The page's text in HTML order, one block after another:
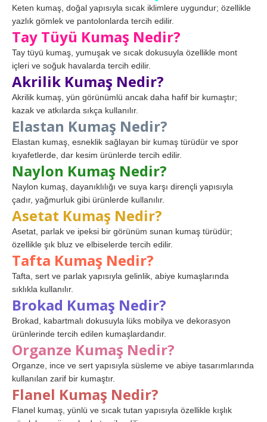
Keten kumaş, doğal yapısıyla sıcak iklimlere uygundur; özellikle
yazlık gömlek ve pantolonlarda tercih edilir.
Tay Tüyü Kumaş Nedir?
Tay tüyü kumaş, yumuşak ve sıcak dokusuyla özellikle mont
içleri ve soğuk havalarda tercih edilir.
Akrilik Kumaş Nedir?
Akrilik kumaş, yün görünümlü ancak daha hafif bir kumaştır;
kazak ve atkılarda sıkça kullanılır.
Elastan Kumaş Nedir?
Elastan kumaş, esneklik sağlayan bir kumaş türüdür ve spor
kıyafetlerde, dar kesim ürünlerde tercih edilir.
Naylon Kumaş Nedir?
Naylon kumaş, dayanıklılığı ve suya karşı dirençli yapısıyla
çadır, yağmurluk gibi ürünlerde kullanılır.
Asetat Kumaş Nedir?
Asetat, parlak ve ipeksi bir görünüm sunan kumaş türüdür;
özellikle şık bluz ve elbiselerde tercih edilir.
Tafta Kumaş Nedir?
Tafta, sert ve parlak yapısıyla gelinlik, abiye kumaşlarında
sıklıkla kullanılır.
Brokad Kumaş Nedir?
Brokad, kabartmalı dokusuyla lüks mobilya ve dekorasyon
ürünlerinde tercih edilen kumaşlardandır.
Organze Kumaş Nedir?
Organze, ince ve sert yapısıyla süsleme ve abiye tasarımlarında
kullanılan zarif bir kumaştır.
Flanel Kumaş Nedir?
Flanel kumaş, yünlü ve sıcak tutan yapısıyla özellikle kışlık